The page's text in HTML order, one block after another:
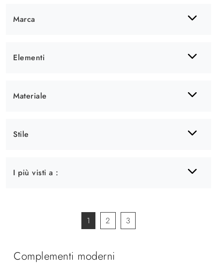
Marca
Elementi
Materiale
Stile
I più visti a :
1 2 3
Complementi moderni